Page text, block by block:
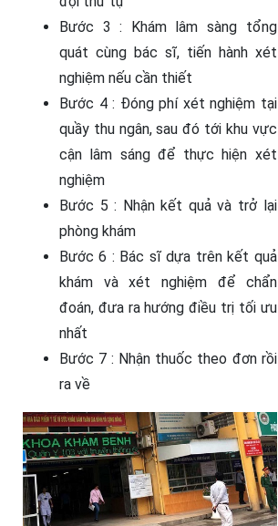
Bước 3 : Khám lâm sàng tổng
quát cùng bác sĩ, tiến hành xét
nghiệm nếu cần thiết
Bước 4 : Đóng phí xét nghiệm tại
quầy thu ngân, sau đó tới khu vực
cận lâm sáng để thực hiện xét
nghiệm
Bước 5 : Nhận kết quả và trở lại
phòng khám
Bước 6 : Bác sĩ dựa trên kết quả
khám và xét nghiệm để chẩn
đoán, đưa ra hướng điều trị tối ưu
nhất
Bước 7 : Nhận thuốc theo đơn rồi
ra về